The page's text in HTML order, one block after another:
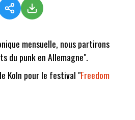
mensuelle, nous partirons
du punk en Allemagne".
Koln pour le festival "Freedom